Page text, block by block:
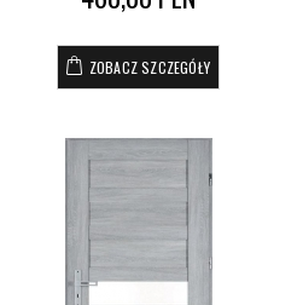
ZOBACZ SZCZEGÓŁY